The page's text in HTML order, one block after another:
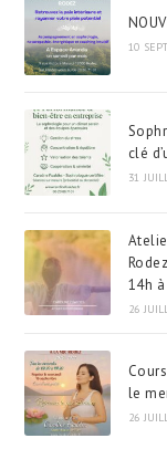
10
clé
31
14h
26
le
26